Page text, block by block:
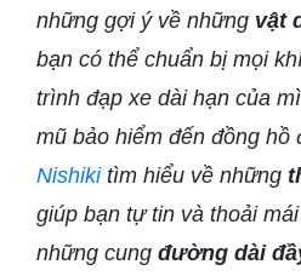
những gợi ý về những vật
bạn có thể chuẩn bị mọi
trình đạp xe dài hạn của
mũ bảo hiểm đến đồng hồ
Nishikitìm hiểu về những
giúp bạn tự tin và thoải
những cung đường dài